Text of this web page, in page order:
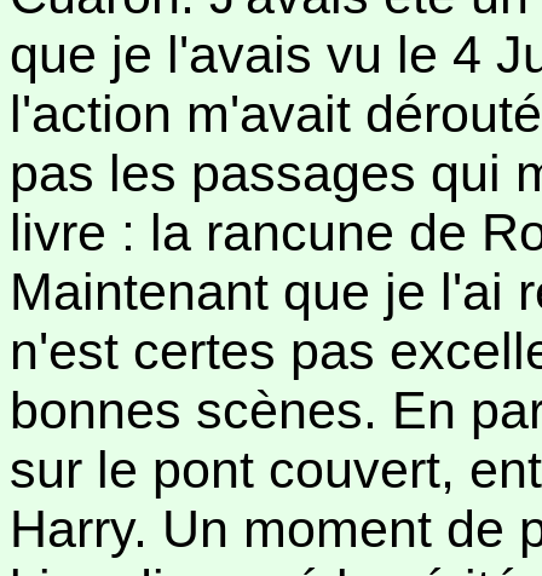
que je l'avais vu le 4
l'action m'avait
pas les passages qui
livre : la rancune de
Maintenant que je l'ai
n'est certes pas
bonnes scènes. En
sur le pont couvert,
Harry. Un moment de